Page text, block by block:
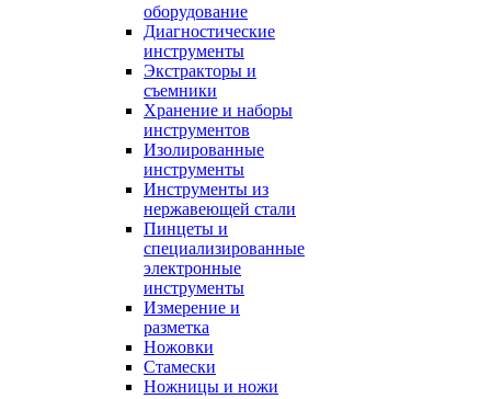
оборудование
Диагностические
инструменты
Экстракторы и
съемники
Хранение и наборы
инструментов
Изолированные
инструменты
Инструменты из
нержавеющей стали
Пинцеты и
специализированные
электронные
инструменты
Измерение и
разметка
Ножовки
Стамески
Ножницы и ножи